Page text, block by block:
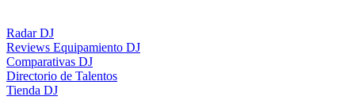
Radar DJ
Reviews Equipamiento DJ
Comparativas DJ
Directorio de Talentos
Tienda DJ